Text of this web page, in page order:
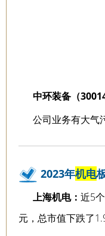
中环装备（
公司业务有大气
2023年机电
上海机电： 近5
元，总市值下跌了